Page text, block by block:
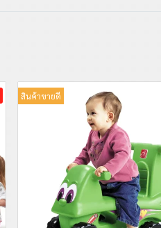
สินค้าขายดี